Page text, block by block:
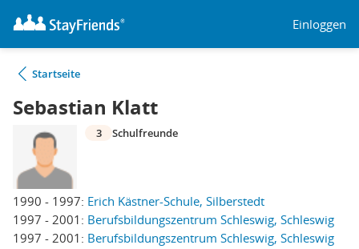
Einloggen
Startseite
Sebastian Klatt
1990 - 1997: Erich Kästner-Schule, Silberstedt
1997 - 2001: Berufsbildungszentrum Schleswig, Schleswig
1997 - 2001: Berufsbildungszentrum Schleswig, Schleswig
3 Schulfreunde